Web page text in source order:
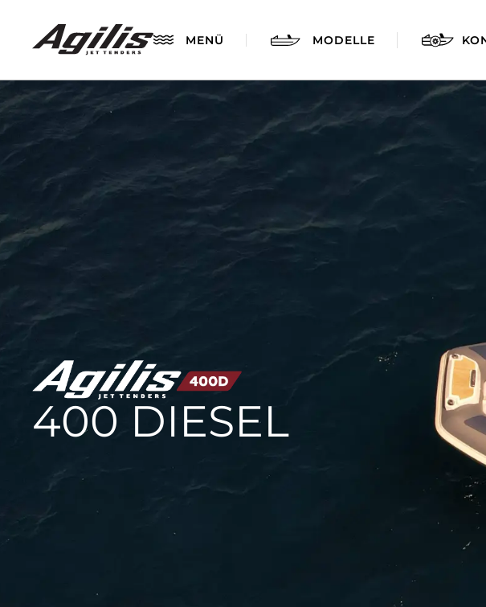
MENÜ MODELLE
AGILIS 280E
400 DIESEL